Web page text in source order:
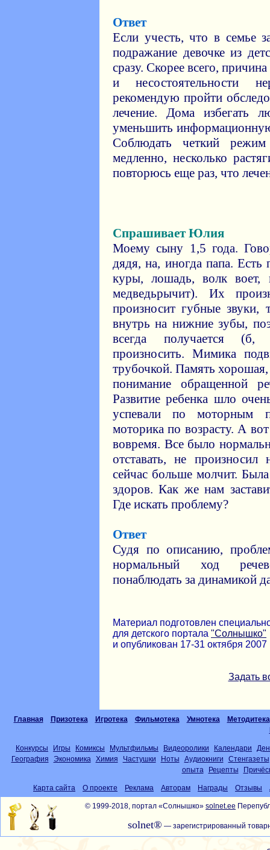
Ответ
Если учесть, что в семье
подражание девочке из
сразу. Скорее всего,
и несостоятельности
рекомендую пройти
лечение. Дома избегать
уменьшить
Соблюдать четкий
медленно, несколько
повторюсь еще раз, что
Спрашивает Юлия
Моему сыну 1,5 года.
дядя, на, иногда папа.
куры, лошадь, волк
медведьрычит). Их
произносит губные
внутрь на нижние зубы,
всегда получается (б,
произносить. Мимика
трубочкой. Память
понимание обращенной
Развитие ребенка шло
успевали по моторным
моторика по возрасту. А
вовремя. Все было
отставать, не
сейчас больше молчит.
здоров. Как же нам
Где искать проблему?
Ответ
Судя по описанию,
нормальный ход
понаблюдать за динамикой
Материал подготовлен
для детского портала "Солнышко"
и опубликован 17-31 октября 2007
Задать
Главная Призотека Игротека Фильмотека Умнотека
Методитека
Конкурсы Игры Комиксы Мультфильмы Видеоролики Календари
География
Экономика Химия Частушки Ноты Аудиокниги
Стенгазеты
опыта
Рецепты
Карта сайта О проекте Реклама Авторам Награды Отзывы
© 1999-2018, портал «Солнышко» solnet.ee
solnet® — зарегистрированный